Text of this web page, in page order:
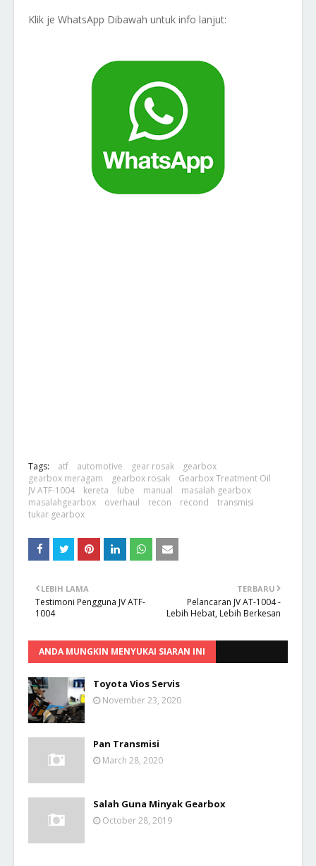
Klik je WhatsApp Dibawah untuk info lanjut:
Tags: atf automotive gear rosak
gearbox
gearbox meragam
gearbox rosak
Gearbox Treatment Oil
JV ATF-1004
kereta lube manual
masalah gearbox
masalahgearbox
overhaul recon recond
transmisi
tukar gearbox
TERBARU
Pelancaran JV AT-1004 -
Lebih Hebat, Lebih Berkesan
LEBIH LAMA
Testimoni Pengguna JV ATF-
1004
ANDA MUNGKIN MENYUKAI SIARAN INI
Toyota Vios Servis
November 23, 2020
Pan Transmisi
March 28, 2020
Salah Guna Minyak Gearbox
October 28, 2019